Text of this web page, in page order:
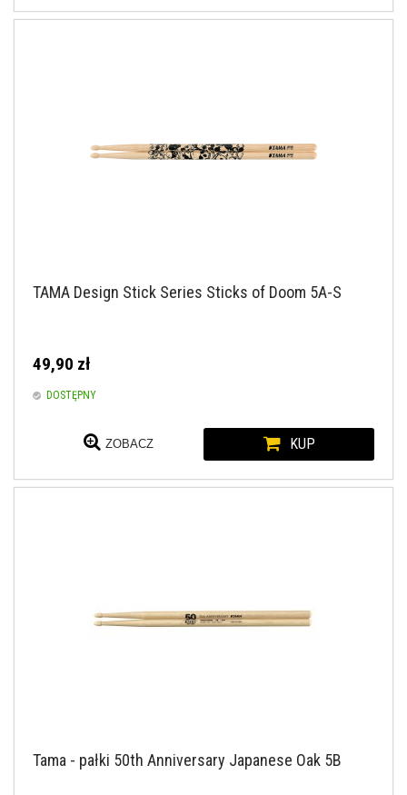
TAMA Design Stick Series Sticks of Doom 5A-S
49,90 zł
DOSTĘPNY
ZOBACZ KUP
Tama - pałki 50th Anniversary Japanese Oak 5B